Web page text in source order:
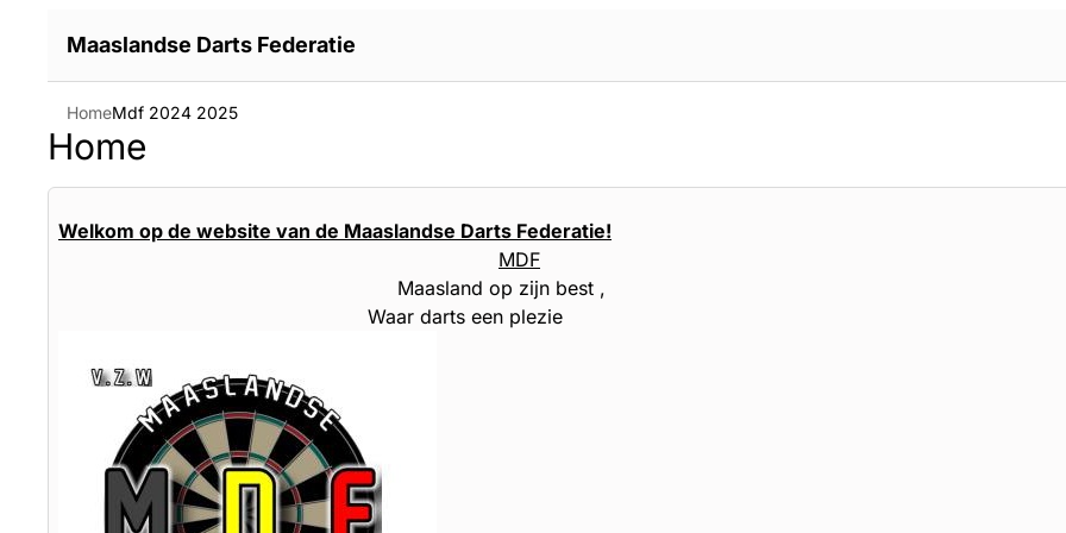
Maaslandse Darts Federatie
HomeMdf 2024 2025
Home
Welkom op de website van de Maaslandse Darts Federatie!
MDF
Maasland op zijn best ,
Waar darts een plezie